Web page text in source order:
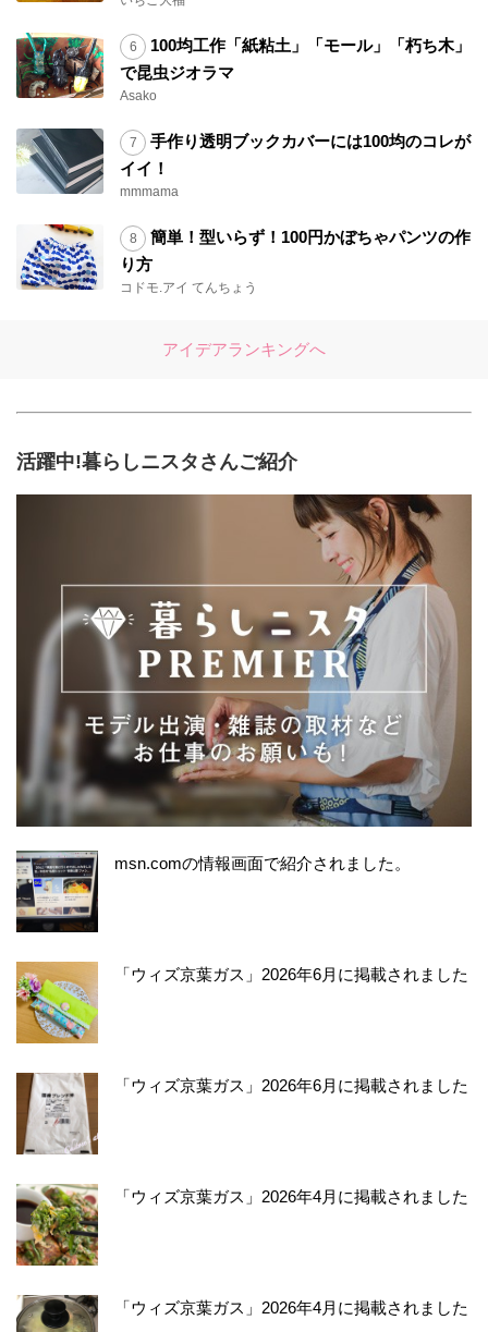
100均工作「紙粘土」「モール」「朽ち木」
で昆虫ジオラマ
Asako
手作り透明ブックカバーには100均のコレが
イイ！
mmmama
簡単！型いらず！100円かぼちゃパンツの作
り方
コドモ.アイ てんちょう
アイデアランキングへ
活躍中!暮らしニスタさんご紹介
msn.comの情報画面で紹介されました。
「ウィズ京葉ガス」2026年6月に掲載されました
「ウィズ京葉ガス」2026年6月に掲載されました
「ウィズ京葉ガス」2026年4月に掲載されました
「ウィズ京葉ガス」2026年4月に掲載されました